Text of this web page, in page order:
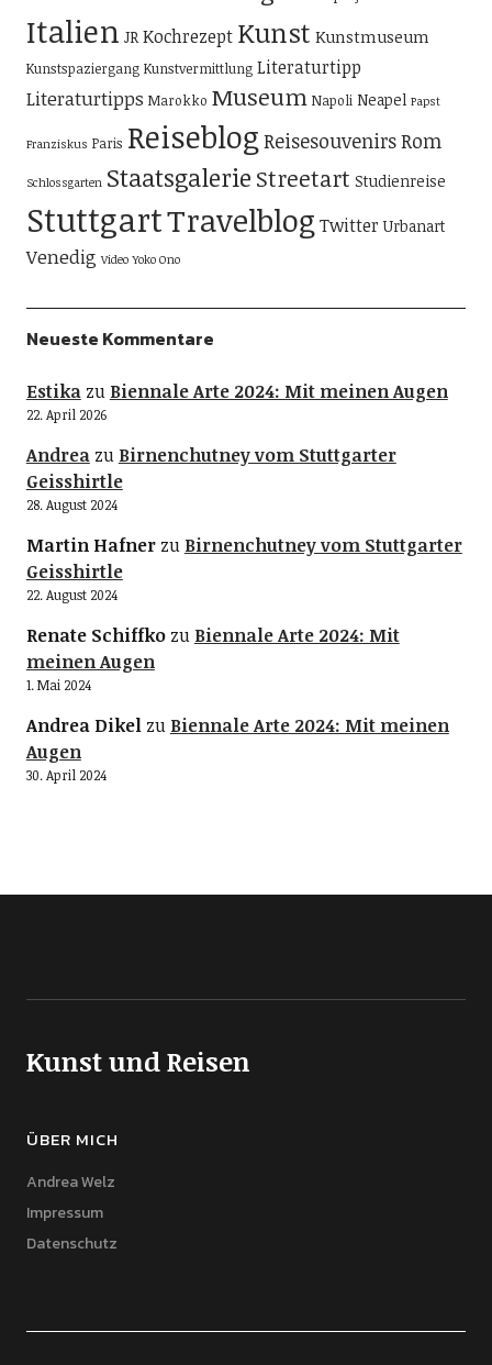
Italien JR Kochrezept Kunst Kunstmuseum
Kunstspaziergang Kunstvermittlung Literaturtipp
Literaturtipps Marokko Museum Napoli Neapel Papst
Franziskus Paris Reiseblog ReisesouvenirsRom
Schlossgarten Staatsgalerie Streetart Studienreise
StuttgartTravelblog Twitter Urbanart
Venedig Video Yoko Ono
Neueste Kommentare
Estikazu Biennale Arte 2024: Mit meinen Augen
22. April 2026
Andreazu Birnenchutney vom Stuttgarter
Geisshirtle
28. August 2024
Martin Hafnerzu Birnenchutney vom Stuttgarter
Geisshirtle
22. August 2024
Renate Schiffkozu Biennale Arte 2024: Mit
meinen Augen
1. Mai 2024
Andrea Dikelzu Biennale Arte 2024: Mit meinen
Augen
30. April 2024
Kunst und Reisen
ÜBER MICH
Andrea Welz
Impressum
Datenschutz